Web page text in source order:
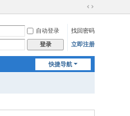
切
到
宽
自动登录
找回密码
登录 立即注册
快捷导航